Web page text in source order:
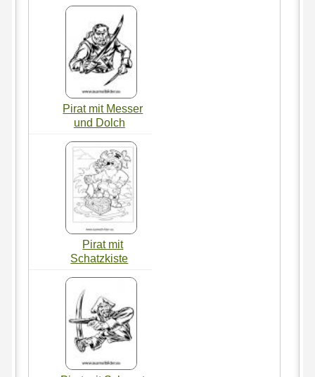
Pirat mit Messer
und Dolch
Pirat mit
Schatzkiste